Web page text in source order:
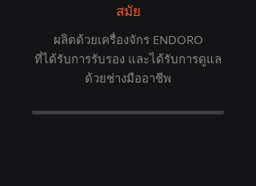
สมัย
ผลิตด้วยเครื่องจักร ENDORO
ที่ได้รับการรับรอง และได้รับการดูแล
ด้วยช่างมืออาชีพ